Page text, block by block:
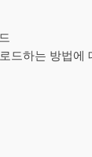
드하는 방법에